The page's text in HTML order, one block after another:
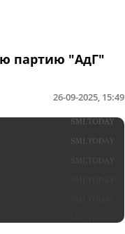
партию "АдГ"
26-09-2025, 15:49